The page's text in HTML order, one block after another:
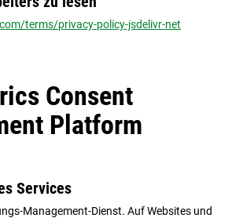
terms/privacy-policy-jsdelivr-net
Consent
Platform
Services
Management-Dienst. Auf Websites und